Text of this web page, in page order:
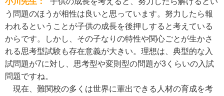
う問題のほうが相性は良いと思っています。努力したら報
われるということが子供の成長を後押しすると考えている
からです。しかし、その子なりの特性や関心ごとが生かさ
れる思考型試験も存在意義が大きい。理想は、典型的な入
試問題が7に対し、思考型や変則型の問題が3くらいの入試
問題ですね。
現在、難関校の多くは世界に輩出できる人材の育成を考